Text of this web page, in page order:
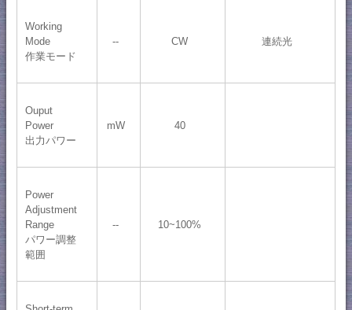
Working
Mode
作業モード
-- CW 連続光
Ouput
Power
出力パワー
mW 40
Power
Adjustment
Range
パワー調整
範囲
-- 10~100%